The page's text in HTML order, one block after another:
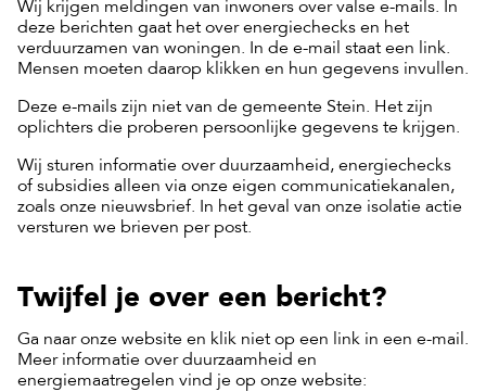
Wij krijgen meldingen van inwoners over valse e-mails. In
deze berichten gaat het over energiechecks en het
verduurzamen van woningen. In de e-mail staat een link.
Mensen moeten daarop klikken en hun gegevens invullen.
Deze e-mails zijn niet van de gemeente Stein. Het zijn
oplichters die proberen persoonlijke gegevens te krijgen.
Wij sturen informatie over duurzaamheid, energiechecks
of subsidies alleen via onze eigen communicatiekanalen,
zoals onze nieuwsbrief. In het geval van onze isolatie actie
versturen we brieven per post.
Twijfel je over een bericht?
Ga naar onze website en klik niet op een link in een e-mail.
Meer informatie over duurzaamheid en
energiemaatregelen vind je op onze website: